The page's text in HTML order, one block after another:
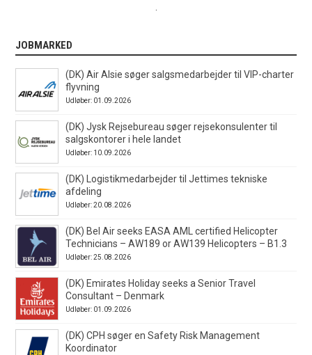
.
JOBMARKED
(DK) Air Alsie søger salgsmedarbejder til VIP-charter
flyvning
Udløber: 01.09.2026
(DK) Jysk Rejsebureau søger rejsekonsulenter til
salgskontorer i hele landet
Udløber: 10.09.2026
(DK) Logistikmedarbejder til Jettimes tekniske
afdeling
Udløber: 20.08.2026
(DK) Bel Air seeks EASA AML certified Helicopter
Technicians – AW189 or AW139 Helicopters – B1.3
Udløber: 25.08.2026
(DK) Emirates Holiday seeks a Senior Travel
Consultant – Denmark
Udløber: 01.09.2026
(DK) CPH søger en Safety Risk Management
Koordinator